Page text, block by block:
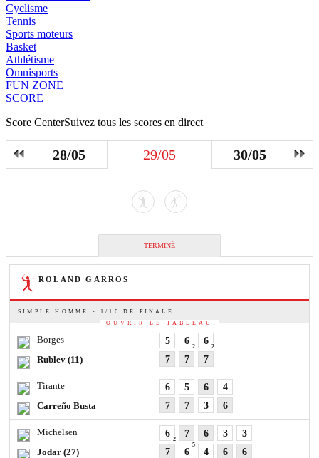
Cyclisme
Tennis
Sports moteurs
Basket
Athlétisme
Omnisports
FUN ZONE
SCORE
Score CenterSuivez tous les scores en direct
28/05 29/05 30/05
TERMINÉ
ROLAND GARROS
SIMPLE HOMME - 1/16 DE FINALE
OUVRIR LE TABLEAU
Borges
Rublev (11)
5
7
6
2
7
6
2
7
Tirante
Carreño Busta
6
7
5
7
6
3
4
6
Michelsen
Jodar (27)
6
2
7
7
6
5
6
4
3
6
3
6